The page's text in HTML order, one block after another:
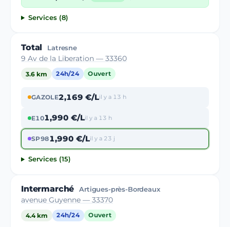
Services (8)
Total Latresne
9 Av de la Liberation — 33360
3.6 km 24h/24 Ouvert
GAZOLE2,169 €/Lil y a 13 h
E101,990 €/Lil y a 13 h
SP981,990 €/Lil y a 23 j
Services (15)
Intermarché Artigues-près-Bordeaux
avenue Guyenne — 33370
4.4 km 24h/24 Ouvert